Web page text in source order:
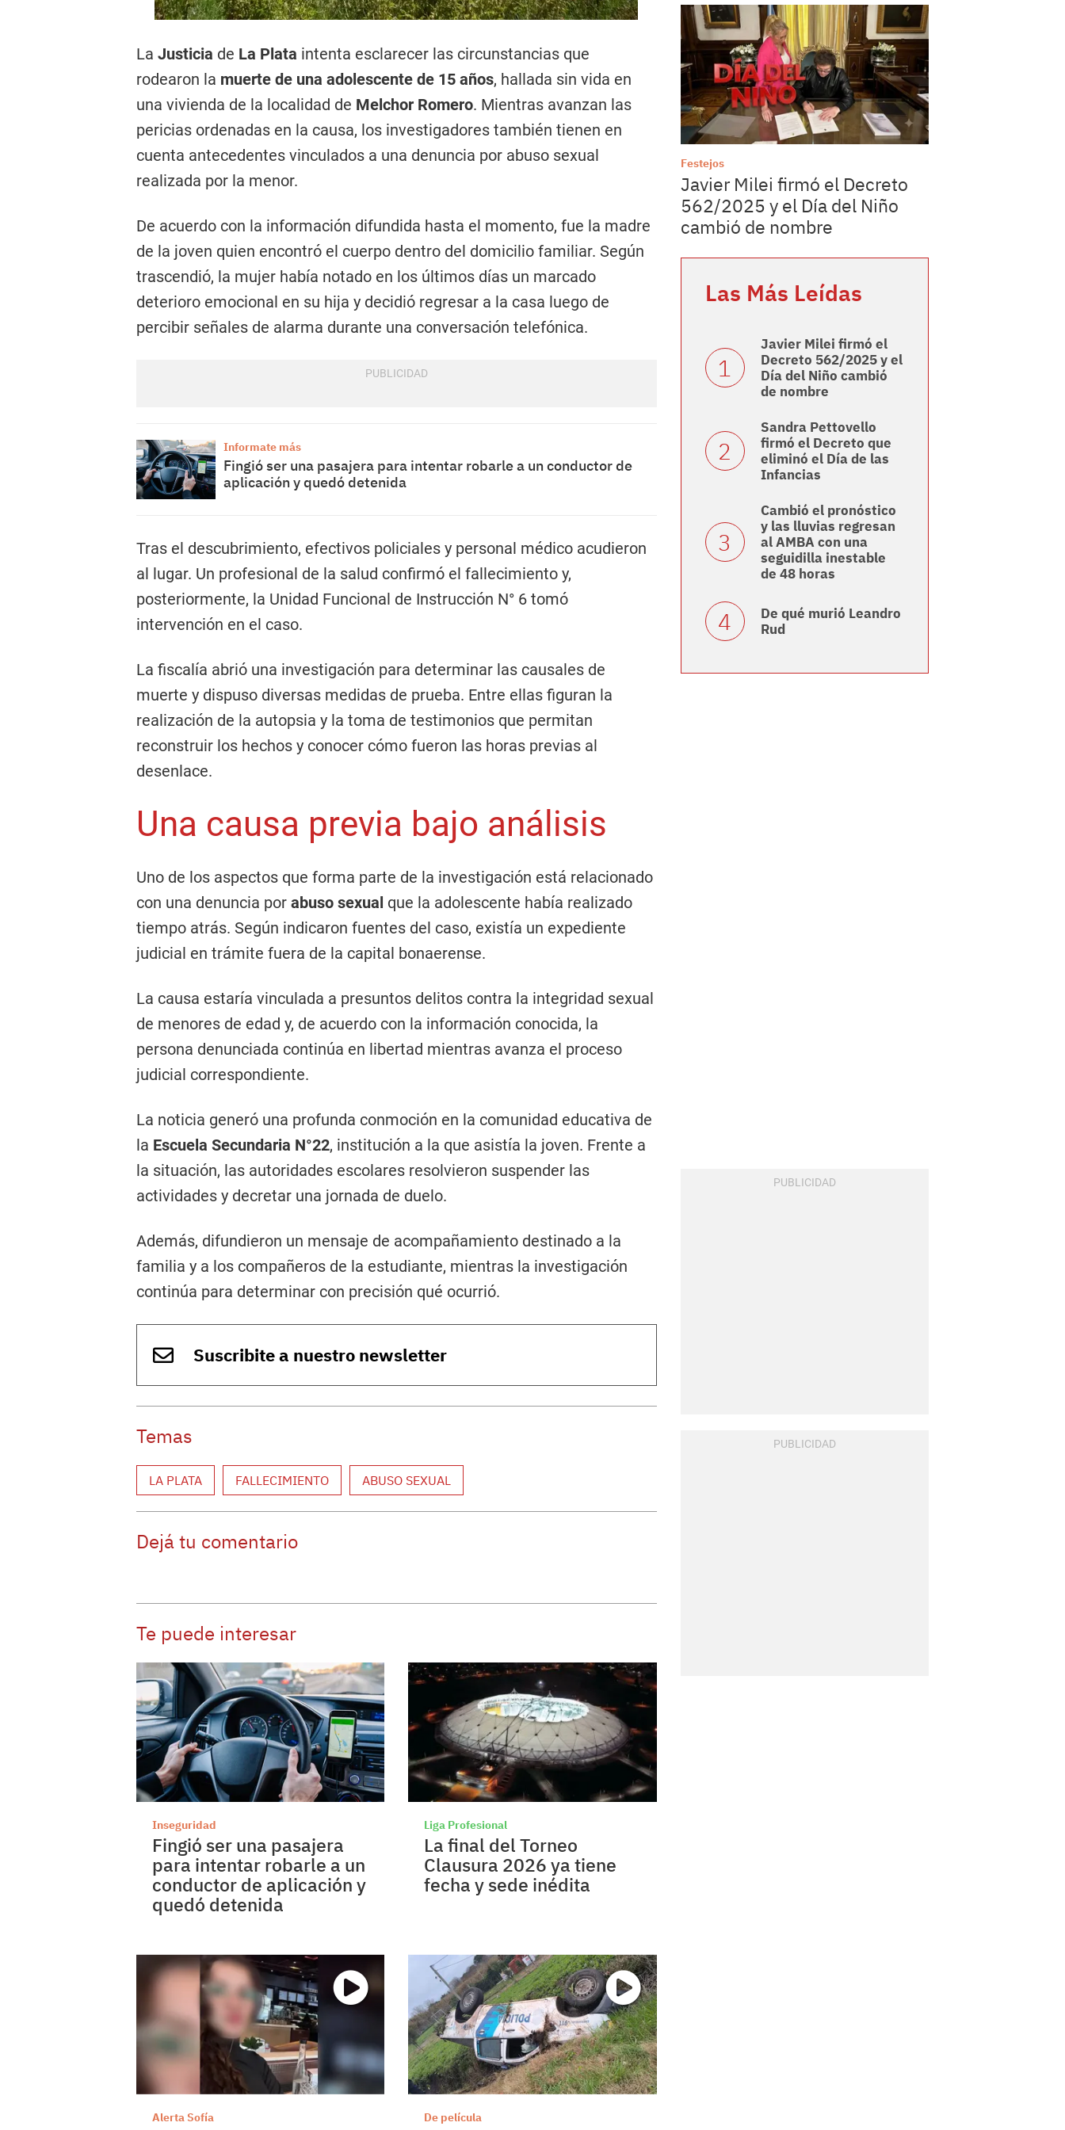
La Justicia de La Plata intenta esclarecer las circunstancias que
rodearon la muerte de una adolescente de 15 años, hallada sin vida en
una vivienda de la localidad de Melchor Romero. Mientras avanzan las
pericias ordenadas en la causa, los investigadores también tienen en
cuenta antecedentes vinculados a una denuncia por abuso sexual
realizada por la menor.
De acuerdo con la información difundida hasta el momento, fue la madre
de la joven quien encontró el cuerpo dentro del domicilio familiar. Según
trascendió, la mujer había notado en los últimos días un marcado
deterioro emocional en su hija y decidió regresar a la casa luego de
percibir señales de alarma durante una conversación telefónica.
Informate más
Fingió ser una pasajera para intentar robarle a un conductor de
aplicación y quedó detenida
Tras el descubrimiento, efectivos policiales y personal médico acudieron
al lugar. Un profesional de la salud confirmó el fallecimiento y,
posteriormente, la Unidad Funcional de Instrucción N° 6 tomó
intervención en el caso.
La fiscalía abrió una investigación para determinar las causales de
muerte y dispuso diversas medidas de prueba. Entre ellas figuran la
realización de la autopsia y la toma de testimonios que permitan
reconstruir los hechos y conocer cómo fueron las horas previas al
desenlace.
Una causa previa bajo análisis
Uno de los aspectos que forma parte de la investigación está relacionado
con una denuncia por abuso sexual que la adolescente había realizado
tiempo atrás. Según indicaron fuentes del caso, existía un expediente
judicial en trámite fuera de la capital bonaerense.
La causa estaría vinculada a presuntos delitos contra la integridad sexual
de menores de edad y, de acuerdo con la información conocida, la
persona denunciada continúa en libertad mientras avanza el proceso
judicial correspondiente.
La noticia generó una profunda conmoción en la comunidad educativa de
la Escuela Secundaria N°22, institución a la que asistía la joven. Frente a
la situación, las autoridades escolares resolvieron suspender las
actividades y decretar una jornada de duelo.
Además, difundieron un mensaje de acompañamiento destinado a la
familia y a los compañeros de la estudiante, mientras la investigación
continúa para determinar con precisión qué ocurrió.
Suscribite a nuestro newsletter
Temas
LA PLATA FALLECIMIENTO ABUSO SEXUAL
Dejá tu comentario
Te puede interesar
Inseguridad
Fingió ser una pasajera
para intentar robarle a un
conductor de aplicación y
quedó detenida
Liga Profesional
La final del Torneo
Clausura 2026 ya tiene
fecha y sede inédita
Alerta Sofía De película
Festejos
Javier Milei firmó el Decreto
562/2025 y el Día del Niño
cambió de nombre
Las Más Leídas
Javier Milei firmó el
Decreto 562/2025 y el
Día del Niño cambió
de nombre
Sandra Pettovello
firmó el Decreto que
eliminó el Día de las
Infancias
Cambió el pronóstico
y las lluvias regresan
al AMBA con una
seguidilla inestable
de 48 horas
De qué murió Leandro
Rud